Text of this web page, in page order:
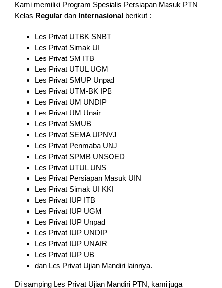
Kami memiliki Program Spesialis Persiapan Masuk PTN
Kelas Regular dan Internasionalberikut :
Les Privat UTBK SNBT
Les Privat Simak UI
Les Privat SM ITB
Les Privat UTUL UGM
Les Privat SMUP Unpad
Les Privat UTM-BK IPB
Les Privat UM UNDIP
Les Privat UM Unair
Les Privat SMUB
Les Privat SEMA UPNVJ
Les Privat Penmaba UNJ
Les Privat SPMB UNSOED
Les Privat UTUL UNS
Les Privat Persiapan Masuk UIN
Les Privat Simak UI KKI
Les Privat IUP ITB
Les Privat IUP UGM
Les Privat IUP Unpad
Les Privat IUP UNDIP
Les Privat IUP UNAIR
Les Privat IUP UB
dan Les Privat Ujian Mandiri lainnya.
Di samping Les Privat Ujian Mandiri PTN, kami juga